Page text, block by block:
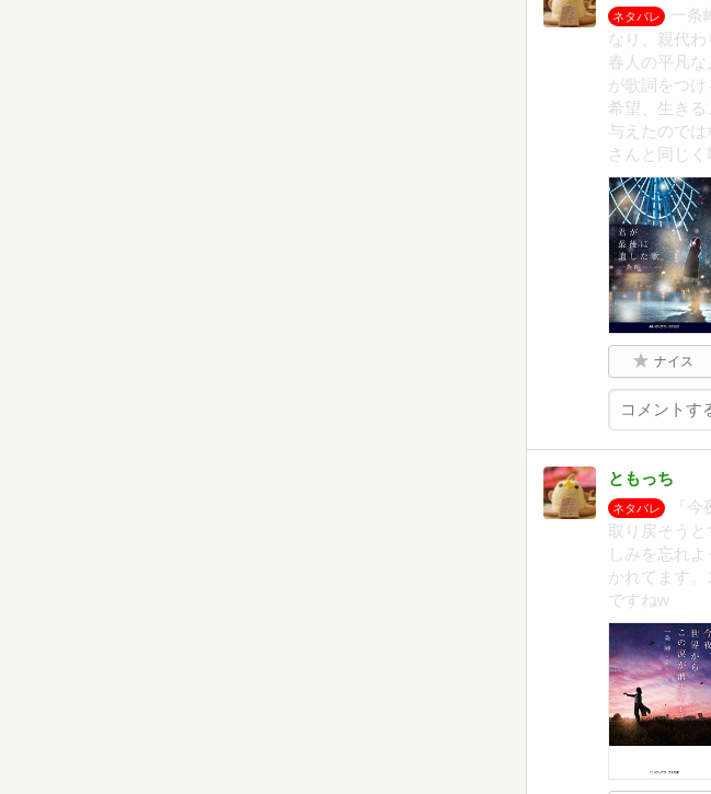
ネタバレ
一条
なり、親代
春人の平凡
が歌詞をつ
希望、生き
与えたので
さんと同じく
ナイス
ともっち
ネタバレ
『
取り戻そう
しみを忘れ
かれてます
ですねw